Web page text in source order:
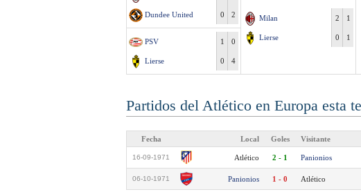
Dundee United 2
0 Milan 1
2
Lierse 1
0
PSV 0
1
Lierse 4
0
Partidos del Atlético en Europa esta
Fecha Local Goles Visitante
16-09-1971 Atlético 2 - 1 Panionios
06-10-1971 Panionios 1 - 0 Atlético